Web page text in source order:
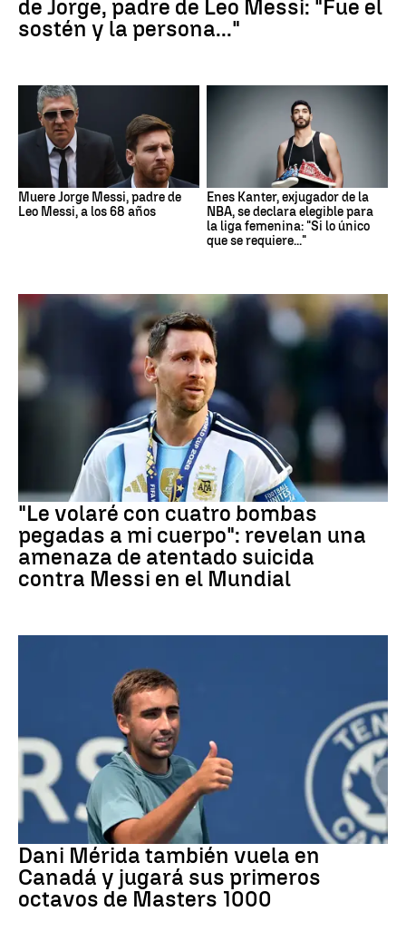
de Jorge, padre de Leo Messi: "Fue el
sostén y la persona..."
Muere Jorge Messi, padre de
Leo Messi, a los 68 años
Enes Kanter, exjugador de la
NBA, se declara elegible para
la liga femenina: "Si lo único
que se requiere..."
Mundial 2026
"Le volaré con cuatro bombas
pegadas a mi cuerpo": revelan una
amenaza de atentado suicida
contra Messi en el Mundial
Dani Mérida también vuela en
Canadá y jugará sus primeros
octavos de Masters 1000